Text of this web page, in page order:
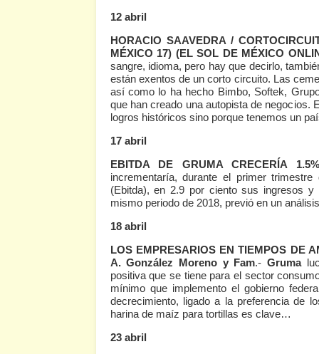
12 abril
HORACIO SAAVEDRA /
MÉXICO 17) (EL SOL DE MÉXICO
sangre, idioma, pero hay que decirlo,
están exentos de un corto circuito. Las
así como lo ha hecho Bimbo, Softek,
que han creado una autopista de negocios.
logros históricos sino porque tenemos un
17 abril
EBITDA DE GRUMA CRECERÍA
incrementaría, durante el primer
(Ebitda), en 2.9 por ciento sus ingresos
mismo periodo de 2018, previó en un
18 abril
LOS EMPRESARIOS EN TIEMPOS DE
A. González Moreno y Fam.-Gruma
positiva que se tiene para el sector
mínimo que implemento el gobierno
decrecimiento, ligado a la preferencia de
harina de maíz para tortillas es clave…
23 abril